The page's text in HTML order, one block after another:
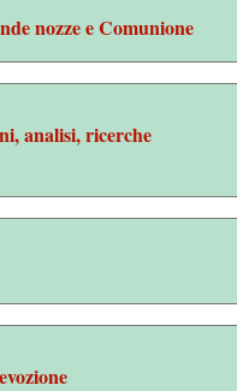
nozze e Comunione
analisi, ricerche